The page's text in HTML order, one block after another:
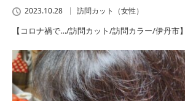
2023.10.28 訪問カット（女性）
【コロナ禍で…/訪問カット/訪問カラー/伊丹市】